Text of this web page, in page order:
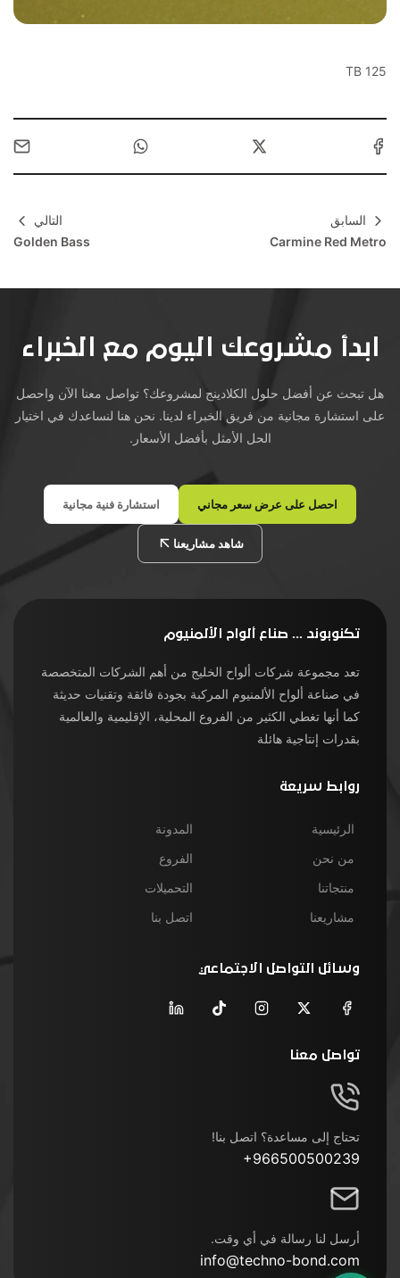
TB 125
السابق
Carmine Red Metro
التالي
Golden Bass
ابدأ مشروعك اليوم مع الخبراء
هل تبحث عن أفضل حلول الكلادينج لمشروعك؟ تواصل معنا الآن واحصل
على استشارة مجانية من فريق الخبراء لدينا. نحن هنا لنساعدك في اختيار
الحل الأمثل بأفضل الأسعار.
احصل على عرض سعر مجاني استشارة فنية مجانية
شاهد مشاريعنا
تكنوبوند ... صناع ألواح الألمنيوم
تعد مجموعة شركات ألواح الخليج من أهم الشركات المتخصصة
في صناعة ألواح الألمنيوم المركبة بجودة فائقة وتقنيات حديثة
كما أنها تغطي الكثير من الفروع المحلية، الإقليمية والعالمية
بقدرات إنتاجية هائلة
روابط سريعة
الرئيسية
من نحن
منتجاتنا
مشاريعنا
المدونة
الفروع
التحميلات
اتصل بنا
وسائل التواصل الاجتماعي
تواصل معنا
تحتاج إلى مساعدة؟ اتصل بنا!
+966500500239
أرسل لنا رسالة في أي وقت.
info@techno-bond.com